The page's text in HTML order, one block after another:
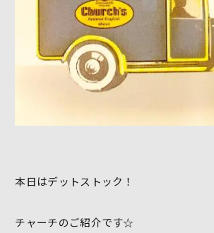
本日はデットストック！
チャーチのご紹介です☆